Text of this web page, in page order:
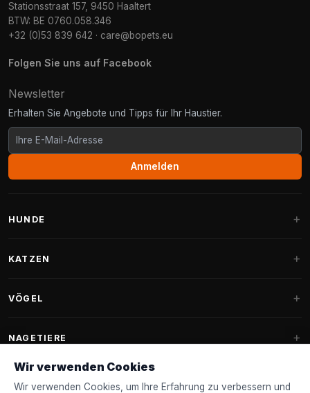
Stationsstraat 157, 9450 Haaltert
BTW: BE 0760.058.346
+32 (0)53 839 642 · care@bopets.eu
Folgen Sie uns auf Facebook
Newsletter
Erhalten Sie Angebote und Tipps für Ihr Haustier.
Anmelden
HUNDE
Fantail Hundebetten
KATZEN
Kratzbäume
Kratzbäume für Maine Coon
Kratzbaum-Ersatzteile
VÖGEL
Futterhäuschen
NAGETIERE
Kaninchenfutter
FANTAIL
Wir verwenden Cookies
Wir verwenden Cookies, um Ihre Erfahrung zu verbessern und